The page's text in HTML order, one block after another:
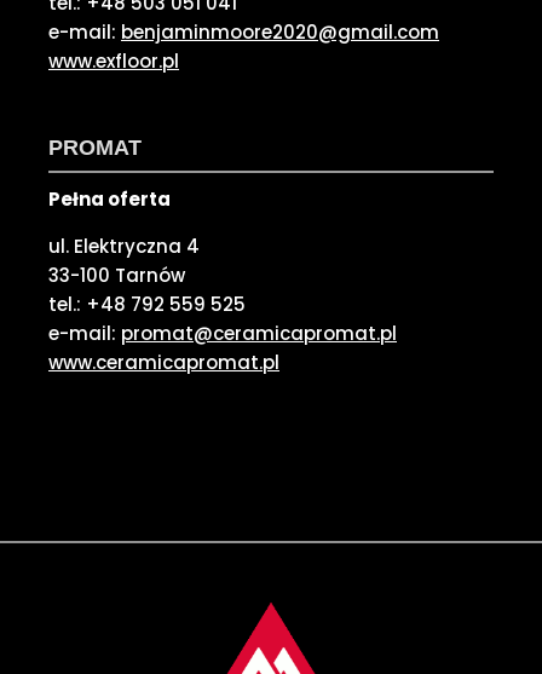
e-mail: benjaminmoore2020@gmail.com
www.exfloor.pl
PROMAT
Pełna oferta
ul. Elektryczna 4
33-100 Tarnów
tel.: +48 792 559 525
e-mail: promat@ceramicapromat.pl
www.ceramicapromat.pl